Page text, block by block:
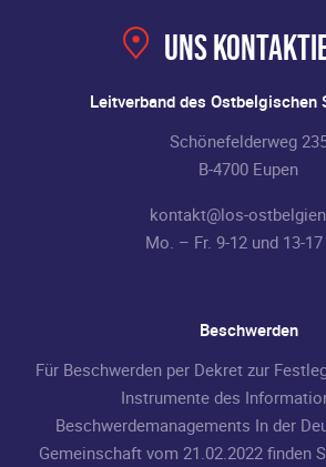
Uns
Leitverband des Ostbelgischen
Schönefelderweg
B-4700 Eupen
kontakt@los-
Mo. – Fr. 9-12 und 13-
Beschwerden
Für Beschwerden per Dekret zur
Instrumente des
Beschwerdemanagements In der
Gemeinschaft vom 21.02.2022 finden